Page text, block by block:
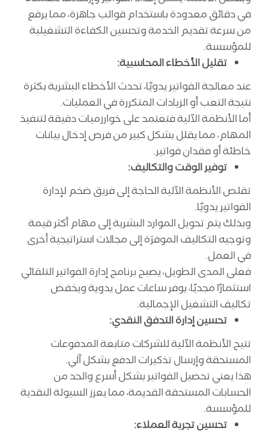
في دقائق معدودة باستخدام قوالب جاهزة، مما يرفع
من سرعة تقديم الخدمة وتحسين الكفاءة التشغيلية
للمؤسسة.
تقليل الأخطاء المحاسبية:
عند معالجة الفواتير يدويًا، تحدث الأخطاء البشرية بكثرة
نتيجة التعب أو الزيادات المتكررة في العمليات.
أما الأنظمة الآلية فتعتمد على خوارزميات دقيقة لتنفيذ
المهام، مما يقلل بشكل كبير من فرص إدخال بيانات
خاطئة أو فقدان فواتير.
توفير الوقت والتكاليف:
تقلص الأنظمة الآلية الحاجة إلى فريق ضخم لإدارة
الفواتير يدويًا.
وبذلك يتم تحويل الموارد البشرية إلى مهام أكثر قيمة
وتوجيه التكاليف الموفرَة إلى مجالات استراتيجية أخرى
في العمل.
فعلى المدى الطويل، يصبح برنامج إدارة الفواتير التلقائي
استثمارًا مجديًا، يوفر ساعات عمل يدوية ويخفض
تكاليف التشغيل الإجمالية.
تحسين إدارة التدفق النقدي:
تتيح الأنظمة الآلية للشركات متابعة المدفوعات
المستحقة وإرسال تذكيرات الدفع بشكل آلي.
هذا يعني تحصيل الفواتير بشكل أسرع والحد من
الحسابات المستحقة القديمة، مما يعزز السيولة النقدية
للمؤسسة.
تحسين تجربة العملاء: